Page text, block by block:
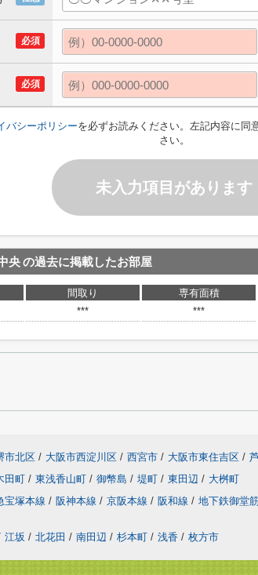
必須
必須
バシーポリシーを必ずお読みください。左記内容に同
さい。
未入力項目があります
央の過去に掲載したお部屋
間取り 専有面積
*** ***
市北区 / 大阪市西淀川区 / 西宮市 / 大阪市東住吉区 /
田町 / 東浅香山町 / 御幣島 / 堤町 / 東田辺 / 大桝町
宝塚本線 / 阪神本線 / 京阪本線 / 阪和線 / 地下鉄御堂
江坂 / 北花田 / 南田辺 / 杉本町 / 浅香 / 枚方市